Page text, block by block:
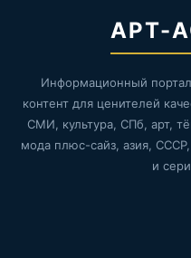
АРТ-
Информационный
контент для ценителей
СМИ, культура, СПб, арт,
мода плюс-сайз, азия,
и